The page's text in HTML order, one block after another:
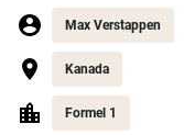
Max Verstappen
Kanada
Formel 1